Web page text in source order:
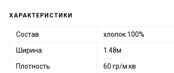
ХАРАКТЕРИСТИКИ
Состав хлопок 100%
Ширина 1.48м
Плотность 60 гр/м.кв